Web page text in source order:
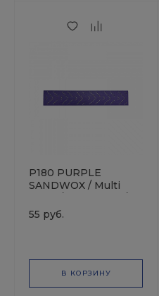
P180 PURPLE
SANDWOX / Multi
Полоска
шлифовальная на
55 руб.
В КОРЗИНУ